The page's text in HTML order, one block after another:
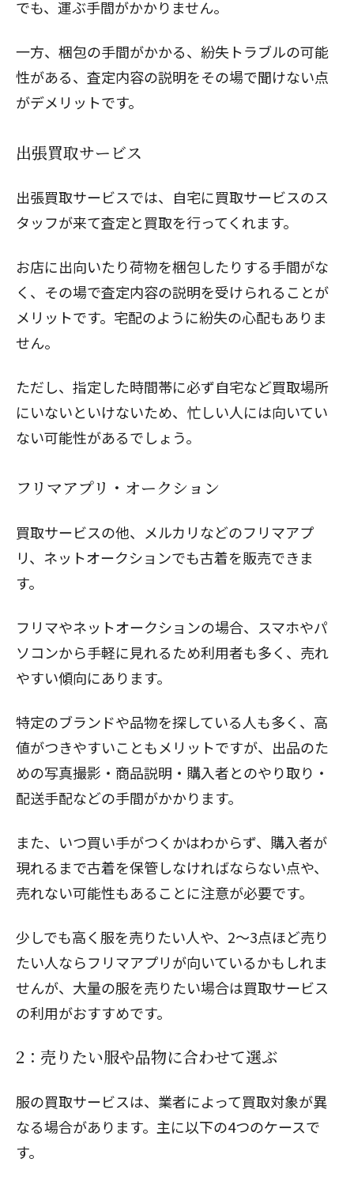
でも、運ぶ手間がかかりません。
一方、梱包の手間がかかる、紛失トラブルの可能
性がある、査定内容の説明をその場で聞けない点
がデメリットです。
出張買取サービス
出張買取サービスでは、自宅に買取サービスのス
タッフが来て査定と買取を行ってくれます。
お店に出向いたり荷物を梱包したりする手間がな
く、その場で査定内容の説明を受けられることが
メリットです。宅配のように紛失の心配もありま
せん。
ただし、指定した時間帯に必ず自宅など買取場所
にいないといけないため、忙しい人には向いてい
ない可能性があるでしょう。
フリマアプリ・オークション
買取サービスの他、 メルカリなどのフリマアプ
リ、ネットオークションでも古着を販売できま
す。
フリマやネットオークションの場合、スマホやパ
ソコンから手軽に見れるため利用者も多く、売れ
やすい傾向にあります。
特定のブランドや品物を探している人も多く、高
値がつきやすいこともメリットですが、 出品のた
めの写真撮影・商品説明・購入者とのやり取り・
配送手配などの手間がかかります。
また、いつ買い手がつくかはわからず、購入者が
現れるまで古着を保管しなければならない点や、
売れない可能性もあることに注意が必要です。
少しでも高く服を売りたい人や、2〜3点ほど売り
たい人ならフリマアプリが向いているかもしれま
せんが、大量の服を売りたい場合は買取サービス
の利用がおすすめです。
2：売りたい服や品物に合わせて選ぶ
服の買取サービスは、業者によって買取対象が異
なる場合があります。主に以下の4つのケースで
す。